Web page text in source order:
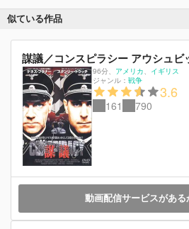
似ている作品
謀議／コンスピラシー アウシュビ
96分 アメリカ
イギリス
ジャンル： 戦争
3.6
161 790
動画配信サービスがある